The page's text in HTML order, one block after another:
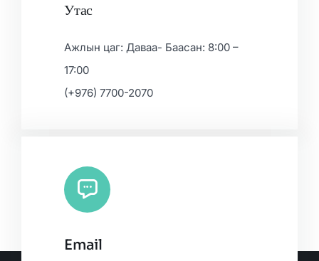
Утас
Ажлын цаг: Даваа- Баасан: 8:00 –
17:00
(+976) 7700-2070
Email